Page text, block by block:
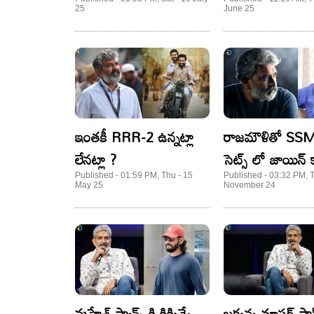
25
June 25
ఇంతకీ RRR-2 ఉన్నట్లా
లేనట్లా ?
Published - 01:59 PM, Thu - 15
May 25
రాజమౌళితో
సెట్స్ లో జాయిన్
సందీప్..?
Published - 03:32 PM,
November 24